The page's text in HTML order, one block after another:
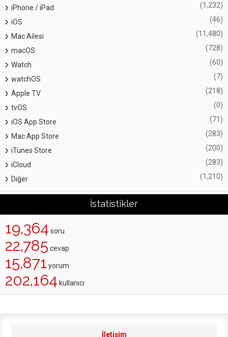
iPhone / iPad
(1,232)
iOS (46)
Mac Ailesi (11,480)
macOS (728)
Watch (60)
watchOS (7)
Apple TV (218)
tvOS (0)
iOS App Store (71)
Mac App Store (283)
iTunes Store (200)
iCloud (283)
Diğer (1,210)
İstatistikler
19,364 soru
22,785 cevap
15,871 yorum
202,164 kullanıcı
İletişim